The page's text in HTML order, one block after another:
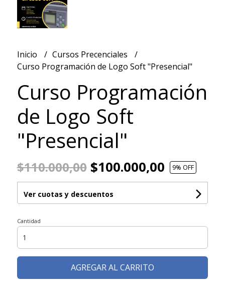
Inicio
Cursos Precenciales
Curso Programación de Logo Soft "Presencial"
Curso Programación
de Logo Soft
"Presencial"
$110.000,00$100.000,00 9% OFF
Ver cuotas y descuentos
Cantidad
AGREGAR AL CARRITO